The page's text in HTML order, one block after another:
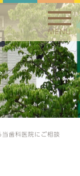
MENU
歯科医院にご相談